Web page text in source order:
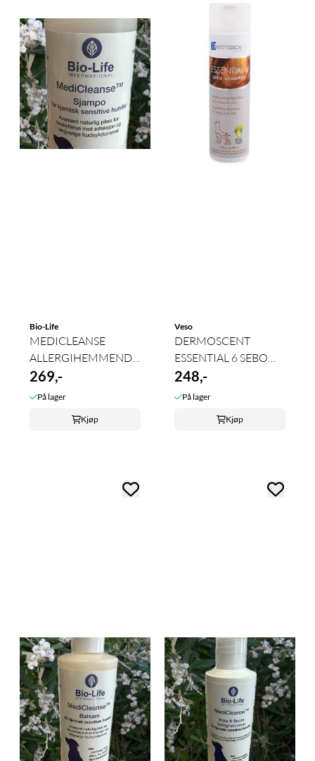
Bio-Life
MEDICLEANSE
ALLERGIHEMMENDE
SJAMPO - 250ml
269,-
På lager
Kjøp
Veso
DERMOSCENT
ESSENTIAL 6 SEBO
SHAMPOO
248,-
På lager
Kjøp